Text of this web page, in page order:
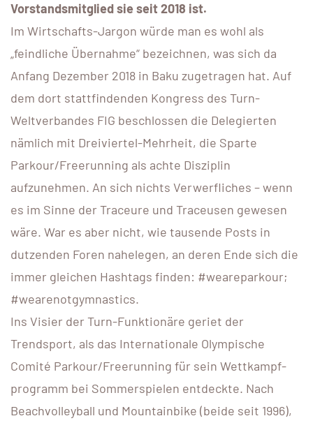
Vorstandsmitglied sie seit 2018 ist.
Im Wirtschafts-Jargon würde man es wohl als
„feindliche Übernahme“ bezeichnen, was sich da
Anfang Dezember 2018 in Baku zugetragen hat. Auf
dem dort stattfindenden Kongress des Turn-
Weltverbandes FIG beschlossen die Delegierten
nämlich mit Dreiviertel-Mehrheit, die Sparte
Parkour/Freerunning als achte Disziplin
aufzunehmen. An sich nichts Verwerfliches – wenn
es im Sinne der Traceure und Traceusen gewesen
wäre. War es aber nicht, wie tausende Posts in
dutzenden Foren nahelegen, an deren Ende sich die
immer gleichen Hashtags finden: #weareparkour;
#wearenotgymnastics.
Ins Visier der Turn-Funktionäre geriet der
Trendsport, als das Internationale Olymp­ische
Comité Parkour/Freerunning für sein Wettkampf­
programm bei Sommerspielen entdeckte. Nach
Beachvolleyball und Mountainbike (beide seit 1996),